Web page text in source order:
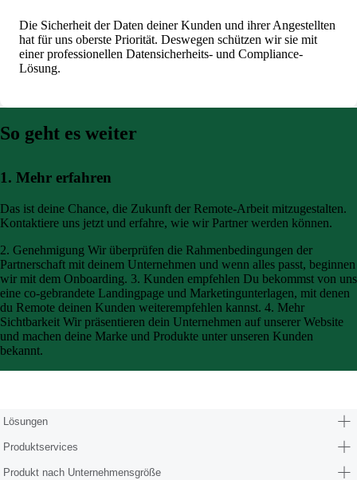
Die Sicherheit der Daten deiner Kunden und ihrer Angestellten
hat für uns oberste Priorität. Deswegen schützen wir sie mit
einer professionellen Datensicherheits- und Compliance-
Lösung.
So geht es weiter
1. Mehr erfahren
Das ist deine Chance, die Zukunft der Remote-Arbeit mitzugestalten.
Kontaktiere uns jetzt und erfahre, wie wir Partner werden können.
2. Genehmigung Wir überprüfen die Rahmenbedingungen der
Partnerschaft mit deinem Unternehmen und wenn alles passt, beginnen
wir mit dem Onboarding. 3. Kunden empfehlen Du bekommst von uns
eine co-gebrandete Landingpage und Marketingunterlagen, mit denen
du Remote deinen Kunden weiterempfehlen kannst. 4. Mehr
Sichtbarkeit Wir präsentieren dein Unternehmen auf unserer Website
und machen deine Marke und Produkte unter unseren Kunden
bekannt.
Lösungen
Produktservices
Produkt nach Unternehmensgröße